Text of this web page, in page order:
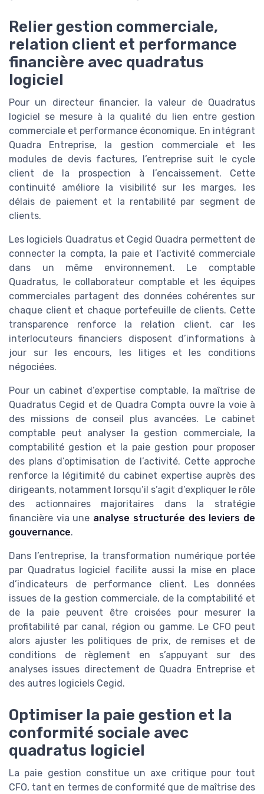
Relier gestion commerciale,
relation client et performance
financière avec quadratus
logiciel
Pour un directeur financier, la valeur de Quadratus
logiciel se mesure à la qualité du lien entre gestion
commerciale et performance économique. En intégrant
Quadra Entreprise, la gestion commerciale et les
modules de devis factures, l’entreprise suit le cycle
client de la prospection à l’encaissement. Cette
continuité améliore la visibilité sur les marges, les
délais de paiement et la rentabilité par segment de
clients.
Les logiciels Quadratus et Cegid Quadra permettent de
connecter la compta, la paie et l’activité commerciale
dans un même environnement. Le comptable
Quadratus, le collaborateur comptable et les équipes
commerciales partagent des données cohérentes sur
chaque client et chaque portefeuille de clients. Cette
transparence renforce la relation client, car les
interlocuteurs financiers disposent d’informations à
jour sur les encours, les litiges et les conditions
négociées.
Pour un cabinet d’expertise comptable, la maîtrise de
Quadratus Cegid et de Quadra Compta ouvre la voie à
des missions de conseil plus avancées. Le cabinet
comptable peut analyser la gestion commerciale, la
comptabilité gestion et la paie gestion pour proposer
des plans d’optimisation de l’activité. Cette approche
renforce la légitimité du cabinet expertise auprès des
dirigeants, notamment lorsqu’il s’agit d’expliquer le rôle
des actionnaires majoritaires dans la stratégie
financière via une analyse structurée des leviers de
gouvernance.
Dans l’entreprise, la transformation numérique portée
par Quadratus logiciel facilite aussi la mise en place
d’indicateurs de performance client. Les données
issues de la gestion commerciale, de la comptabilité et
de la paie peuvent être croisées pour mesurer la
profitabilité par canal, région ou gamme. Le CFO peut
alors ajuster les politiques de prix, de remises et de
conditions de règlement en s’appuyant sur des
analyses issues directement de Quadra Entreprise et
des autres logiciels Cegid.
Optimiser la paie gestion et la
conformité sociale avec
quadratus logiciel
La paie gestion constitue un axe critique pour tout
CFO, tant en termes de conformité que de maîtrise des